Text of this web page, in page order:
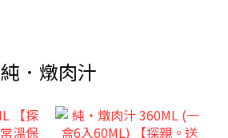
純．燉肉汁